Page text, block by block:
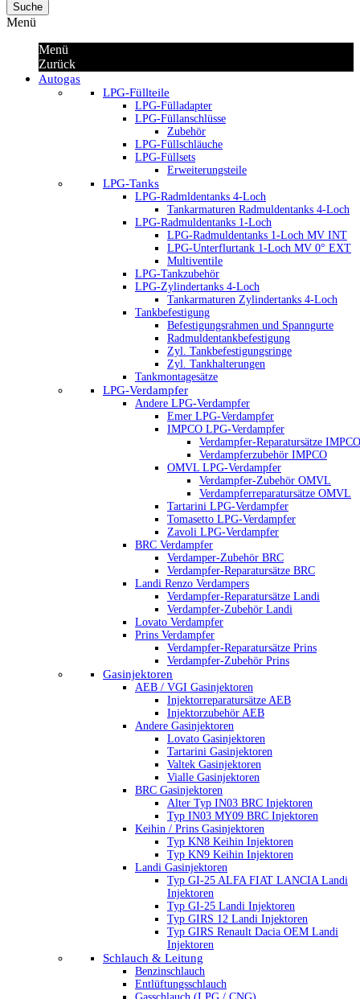
Suche
Menü
Menü
Zurück
Autogas
LPG-Füllteile
LPG-Fülladapter
LPG-Füllanschlüsse
Zubehör
LPG-Füllschläuche
LPG-Füllsets
Erweiterungsteile
LPG-Tanks
LPG-Radmldentanks 4-Loch
Tankarmaturen Radmuldentanks 4-Loch
LPG-Radmuldentanks 1-Loch
LPG-Radmuldentanks 1-Loch MV INT
LPG-Unterflurtank 1-Loch MV 0° EXT
Multiventile
LPG-Tankzubehör
LPG-Zylindertanks 4-Loch
Tankarmaturen Zylindertanks 4-Loch
Tankbefestigung
Befestigungsrahmen und Spanngurte
Radmuldentankbefestigung
Zyl. Tankbefestigungsringe
Zyl. Tankhalterungen
Tankmontagesätze
LPG-Verdampfer
Andere LPG-Verdampfer
Emer LPG-Verdampfer
IMPCO LPG-Verdampfer
Verdampfer-Reparatursätze IMPCO
Verdampferzubehör IMPCO
OMVL LPG-Verdampfer
Verdampfer-Zubehör OMVL
Verdampferreparatursätze OMVL
Tartarini LPG-Verdampfer
Tomasetto LPG-Verdampfer
Zavoli LPG-Verdampfer
BRC Verdampfer
Verdamper-Zubehör BRC
Verdampfer-Reparatursätze BRC
Landi Renzo Verdampers
Verdampfer-Reparatursätze Landi
Verdampfer-Zubehör Landi
Lovato Verdampfer
Prins Verdampfer
Verdampfer-Reparatursätze Prins
Verdampfer-Zubehör Prins
Gasinjektoren
AEB / VGI Gasinjektoren
Injektorreparatursätze AEB
Injektorzubehör AEB
Andere Gasinjektoren
Lovato Gasinjektoren
Tartarini Gasinjektoren
Valtek Gasinjektoren
Vialle Gasinjektoren
BRC Gasinjektoren
Alter Typ IN03 BRC Injektoren
Typ IN03 MY09 BRC Injektoren
Keihin / Prins Gasinjektoren
Typ KN8 Keihin Injektoren
Typ KN9 Keihin Injektoren
Landi Gasinjektoren
Typ GI-25 ALFA FIAT LANCIA Landi
Injektoren
Typ GI-25 Landi Injektoren
Typ GIRS 12 Landi Injektoren
Typ GIRS Renault Dacia OEM Landi
Injektoren
Schlauch & Leitung
Benzinschlauch
Entlüftungsschlauch